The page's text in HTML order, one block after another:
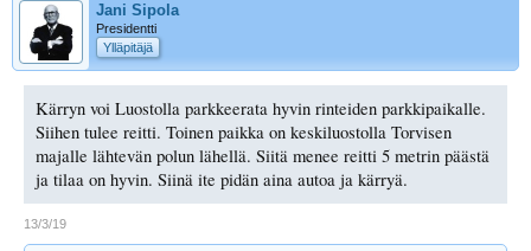
Jani Sipola
Presidentti
Ylläpitäjä
Kärryn voi Luostolla parkkeerata hyvin rinteiden parkkipaikalle.
Siihen tulee reitti. Toinen paikka on keskiluostolla Torvisen
majalle lähtevän polun lähellä. Siitä menee reitti 5 metrin päästä
ja tilaa on hyvin. Siinä ite pidän aina autoa ja kärryä.
13/3/19